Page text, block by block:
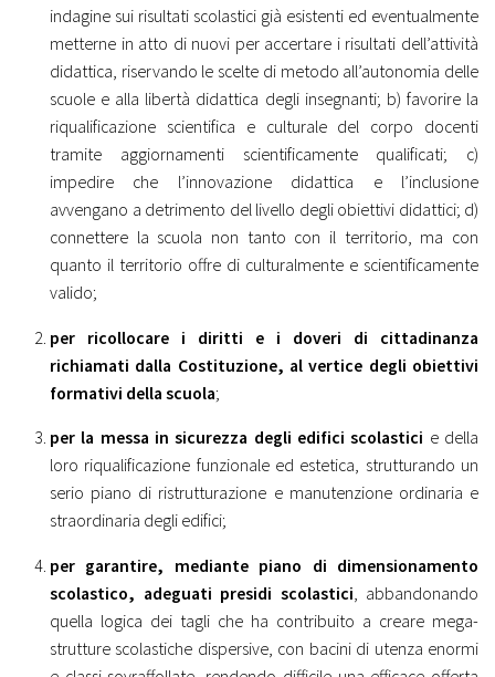
indagine sui risultati scolastici già esistenti ed eventualmente
metterne in atto di nuovi per accertare i risultati dell’attività
didattica, riservando le scelte di metodo all’autonomia delle
scuole e alla libertà didattica degli insegnanti; b) favorire la
riqualificazione scientifica e culturale del corpo docenti
tramite aggiornamenti scientificamente qualificati; c)
impedire che l’innovazione didattica e l’inclusione
avvengano a detrimento del livello degli obiettivi didattici; d)
connettere la scuola non tanto con il territorio, ma con
quanto il territorio offre di culturalmente e scientificamente
valido;
per ricollocare i diritti e i doveri di cittadinanza
richiamati dalla Costituzione, al vertice degli obiettivi
formativi della scuola;
per la messa in sicurezza degli edifici scolastici e della
loro riqualificazione funzionale ed estetica, strutturando un
serio piano di ristrutturazione e manutenzione ordinaria e
straordinaria degli edifici;
per garantire, mediante piano di dimensionamento
scolastico, adeguati presidi scolastici, abbandonando
quella logica dei tagli che ha contribuito a creare mega-
strutture scolastiche dispersive, con bacini di utenza enormi